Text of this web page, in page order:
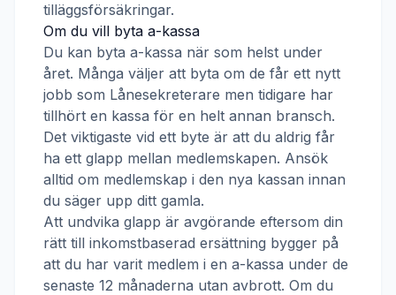
tilläggsförsäkringar.
Om du vill byta a-kassa
Du kan byta a-kassa när som helst under
året. Många väljer att byta om de får ett nytt
jobb som Lånesekreterare men tidigare har
tillhört en kassa för en helt annan bransch.
Det viktigaste vid ett byte är att du aldrig får
ha ett glapp mellan medlemskapen. Ansök
alltid om medlemskap i den nya kassan innan
du säger upp ditt gamla.
Att undvika glapp är avgörande eftersom din
rätt till inkomstbaserad ersättning bygger på
att du har varit medlem i en a-kassa under de
senaste 12 månaderna utan avbrott. Om du